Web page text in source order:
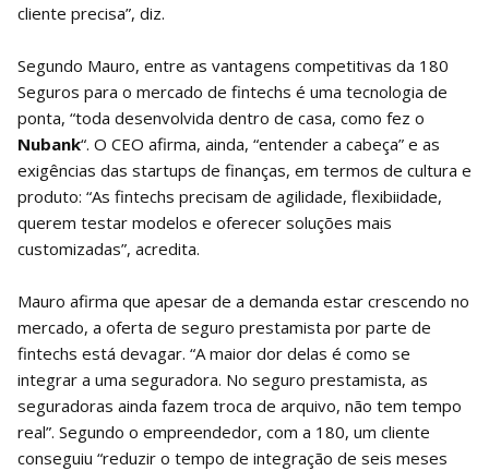
cliente precisa”, diz.
Segundo Mauro, entre as vantagens competitivas da 180
Seguros para o mercado de fintechs é uma tecnologia de
ponta, “toda desenvolvida dentro de casa, como fez o
Nubank“. O CEO afirma, ainda, “entender a cabeça” e as
exigências das startups de finanças, em termos de cultura e
produto: “As fintechs precisam de agilidade, flexibiidade,
querem testar modelos e oferecer soluções mais
customizadas”, acredita.
Mauro afirma que apesar de a demanda estar crescendo no
mercado, a oferta de seguro prestamista por parte de
fintechs está devagar. “A maior dor delas é como se
integrar a uma seguradora. No seguro prestamista, as
seguradoras ainda fazem troca de arquivo, não tem tempo
real”. Segundo o empreendedor, com a 180, um cliente
conseguiu “reduzir o tempo de integração de seis meses